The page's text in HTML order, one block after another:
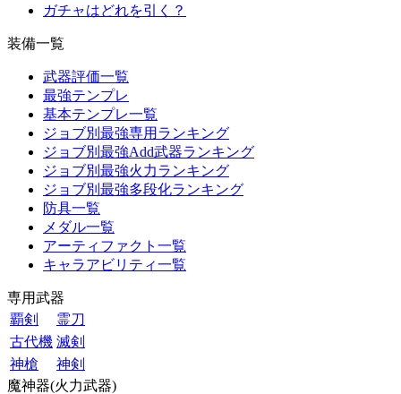
ガチャはどれを引く？
装備一覧
武器評価一覧
最強テンプレ
基本テンプレ一覧
ジョブ別最強専用ランキング
ジョブ別最強Add武器ランキング
ジョブ別最強火力ランキング
ジョブ別最強多段化ランキング
防具一覧
メダル一覧
アーティファクト一覧
キャラアビリティ一覧
専用武器
覇剣
霊刀
古代機 滅剣
神槍
神剣
魔神器(火力武器)